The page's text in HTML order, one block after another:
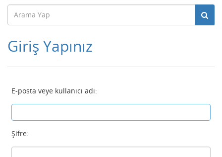
Giriş Yapınız
E-posta veye kullanıcı adı:
Şifre: